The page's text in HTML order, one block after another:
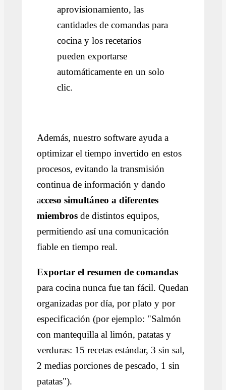
aprovisionamiento, las
cantidades de comandas para
cocina y los recetarios
pueden exportarse
automáticamente en un solo
clic.
Además, nuestro software ayuda a
optimizar el tiempo invertido en estos
procesos, evitando la transmisión
continua de información y dando
acceso simultáneo a diferentes
miembros de distintos equipos,
permitiendo así una comunicación
fiable en tiempo real.
Exportar el resumen de comandas
para cocina nunca fue tan fácil. Quedan
organizadas por día, por plato y por
especificación (por ejemplo: "Salmón
con mantequilla al limón, patatas y
verduras: 15 recetas estándar, 3 sin sal,
2 medias porciones de pescado, 1 sin
patatas").